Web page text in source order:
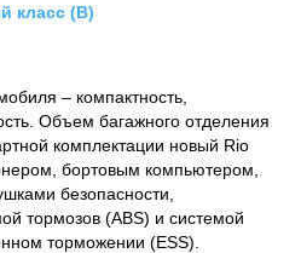
класс (B)
– компактность,
Объем багажного отделения
комплектации новый Rio
бортовым компьютером,
безопасности,
тормозов (ABS) и системой
торможении (ESS).